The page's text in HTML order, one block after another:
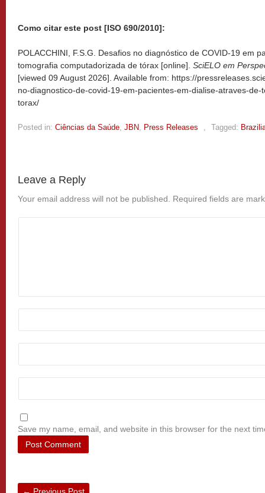
Como citar este post [ISO 690/2010]:
POLACCHINI, F.S.G. Desafios no diagnóstico de COVID-19 em
tomografia computadorizada de tórax [online]. SciELO em
[viewed 09 August 2026]. Available from: https://
no-diagnostico-de-covid-19-em-pacientes-em-dialise-atraves-
torax/
Posted in: Ciências da Saúde JBN Press Releases Tagged:
Leave a Reply
Your email address will not be published. Required fields are
Save my name, email, and website in this browser for the next
← Previous Post